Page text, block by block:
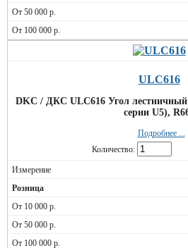
ULC616
DKC / ДКС ULC616 Угол лестничный
серии U5),
Подробнее ...
Количество: